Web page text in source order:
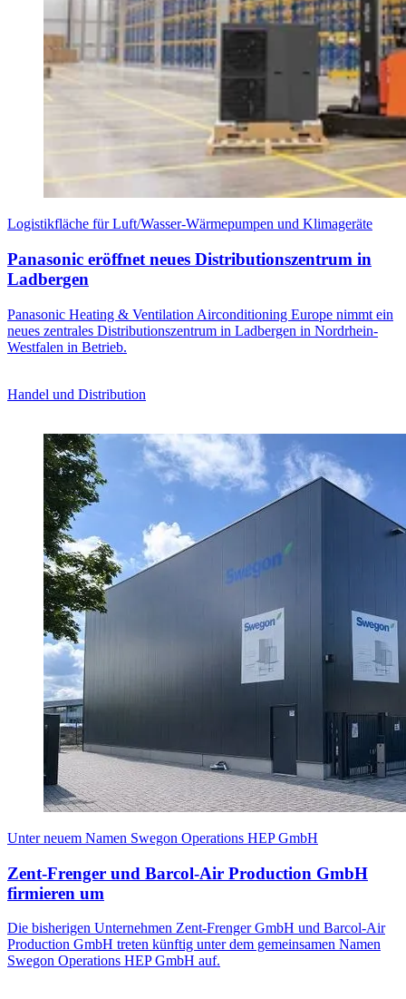
Logistikfläche für Luft/Wasser-Wärmepumpen und Klimageräte
Panasonic eröffnet neues Distributionszentrum in
Ladbergen
Panasonic Heating & Ventilation Airconditioning Europe nimmt ein
neues zentrales Distributionszentrum in Ladbergen in Nordrhein-
Westfalen in Betrieb.
Handel und Distribution
Unter neuem Namen Swegon Operations HEP GmbH
Zent-Frenger und Barcol-Air Production GmbH
firmieren um
Die bisherigen Unternehmen Zent-Frenger GmbH und Barcol-Air
Production GmbH treten künftig unter dem gemeinsamen Namen
Swegon Operations HEP GmbH auf.